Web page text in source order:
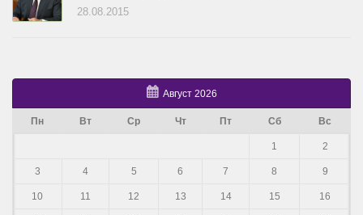
28.08.2015
Август 2026
Пн Вт Ср Чт Пт Сб Вс
1 2
3 4 5 6 7 8 9
10 11 12 13 14 15 16